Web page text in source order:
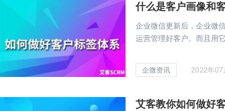
什么是客户画像和
企业微信更新后，企业微
运营管理好客户。而且用
企微资讯 2022年
艾客教你如何做好